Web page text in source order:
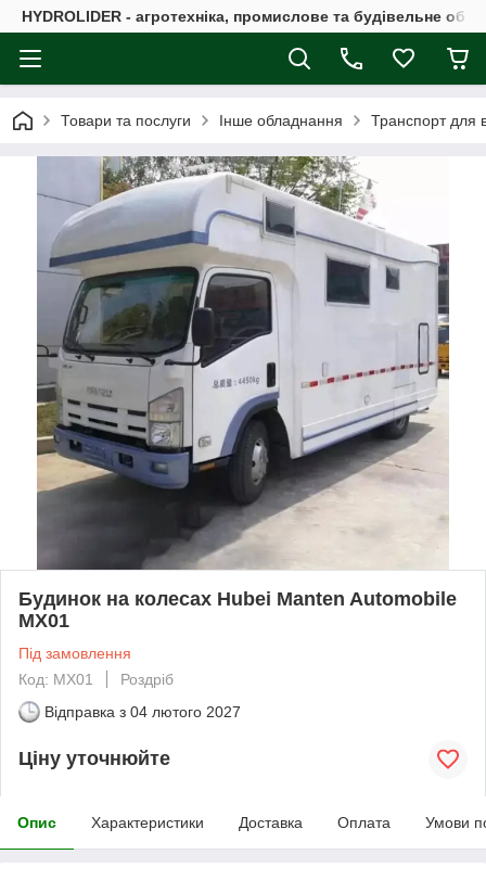
HYDROLIDER - агротехніка, промислове та будівельне
Товари та послуги Інше обладнання Транспорт для
Будинок на колесах Hubei Manten Automobile
МХ01
Під замовлення
Код: МХ01
Роздріб
Відправка з 04 лютого 2027
Ціну уточнюйте
Опис Характеристики Доставка Оплата Умови